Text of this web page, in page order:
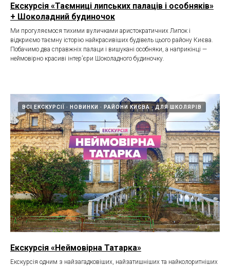
Екскурсія «Таємниці липських палаців і особняків»
+ Шоколадний будиночок
Ми прогуляємося тихими вуличками аристократичних Липок і
відкриємо таємну історію найкрасивіших будівель цього району Києва.
Побачимо два справжніх палаци і вишукані особняки, а наприкінці —
неймовірно красиві інтер’єри Шоколадного будиночку.
ВСІ ЕКСКУРСІЇ НОВИНКИ РАЙОНИ КИЄВА ДЛЯ ШКОЛЯРІВ
Екскурсія «Неймовірна Татарка»
Екскурсія одним з найзагадковіших, найзатишніших та найколоритніших